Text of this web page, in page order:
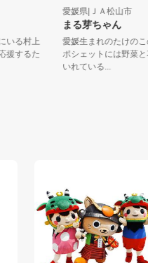
にいる村上
応援するた
愛媛県|ＪＡ松山市
まる芽ちゃん
愛媛生まれのたけ
ポシェットには野
いれている...